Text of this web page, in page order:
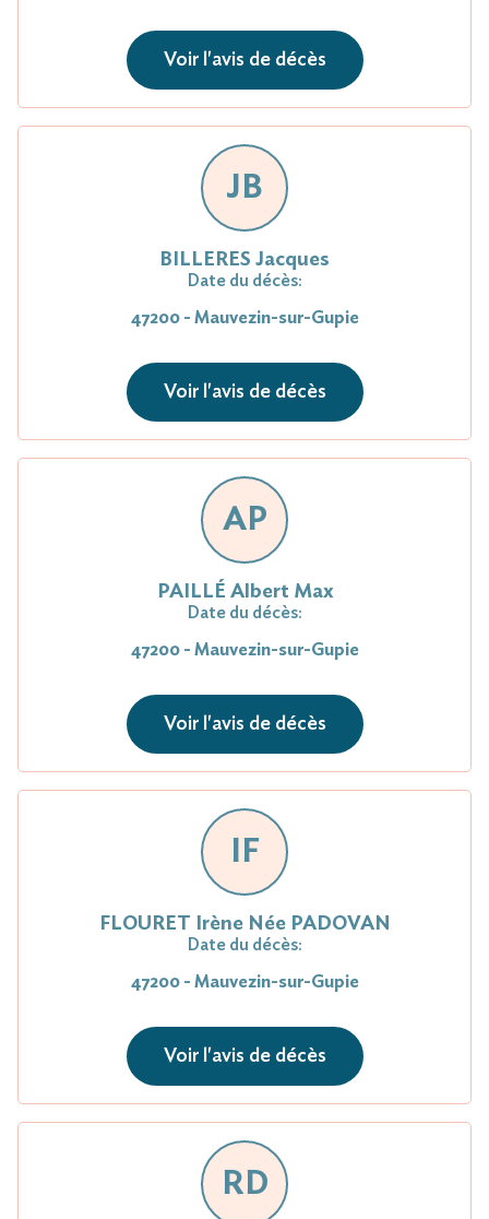
Voir l'avis de décès
JB
BILLERES Jacques
Date du décès:
47200 - Mauvezin-sur-Gupie
Voir l'avis de décès
AP
PAILLÉ Albert Max
Date du décès:
47200 - Mauvezin-sur-Gupie
Voir l'avis de décès
IF
FLOURET Irène Née PADOVAN
Date du décès:
47200 - Mauvezin-sur-Gupie
Voir l'avis de décès
RD